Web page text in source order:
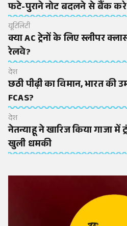
फटे-पुराने नोट बदलने से बैंक करे
यूटिलिटी
क्या AC ट्रेनों के लिए स्लीपर
रेलवे?
देश
छठी पीढ़ी का विमान, भारत की
FCAS?
देश
नेतन्याहू ने खारिज किया गाजा में
खुली धमकी